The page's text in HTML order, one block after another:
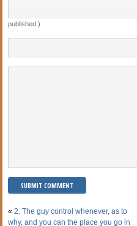
published )
«2. The guy control whenever, as to
why, and you can the place you go in